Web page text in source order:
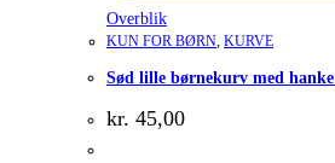
Overblik
KUN FOR BØRN, KURVE
Sød lille børnekurv med
kr. 45,00